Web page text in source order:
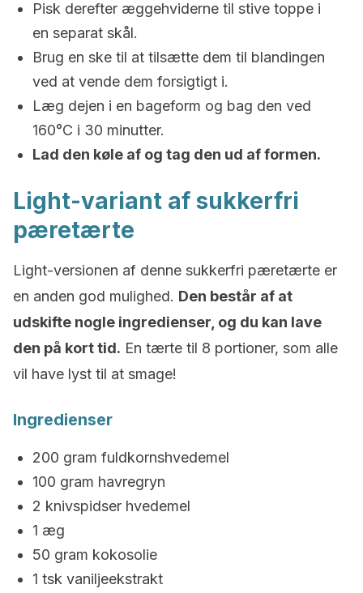
Pisk derefter æggehviderne til stive toppe i
en separat skål.
Brug en ske til at tilsætte dem til blandingen
ved at vende dem forsigtigt i.
Læg dejen i en bageform og bag den ved
160°C i 30 minutter.
Lad den køle af og tag den ud af formen.
Light-variant af sukkerfri
pæretærte
Light-versionen af denne sukkerfri pæretærte er
en anden god mulighed. Den består af at
udskifte nogle ingredienser, og du kan lave
den på kort tid. En tærte til 8 portioner, som alle
vil have lyst til at smage!
Ingredienser
200 gram fuldkornshvedemel
100 gram havregryn
2 knivspidser hvedemel
1 æg
50 gram kokosolie
1 tsk vaniljeekstrakt